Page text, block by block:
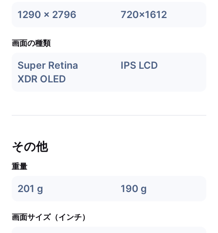
1290 x 2796 720x1612
画面の種類
Super Retina
XDR OLED
IPS LCD
その他
重量
201 g 190 g
画面サイズ（インチ）